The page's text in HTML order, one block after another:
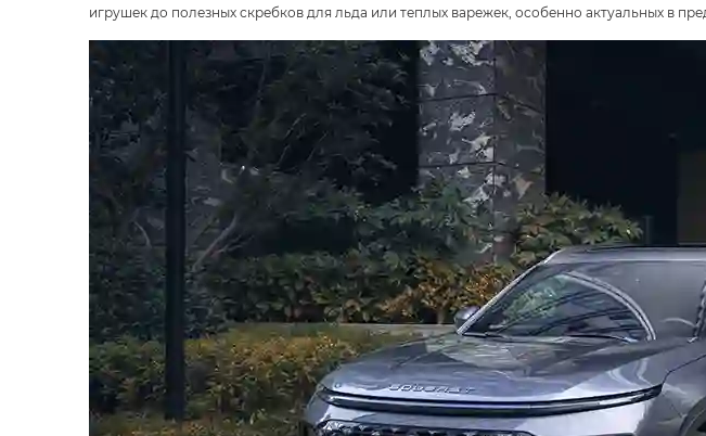
игрушек до полезных скребков для льда или теплых варежек, особенно актуальных в